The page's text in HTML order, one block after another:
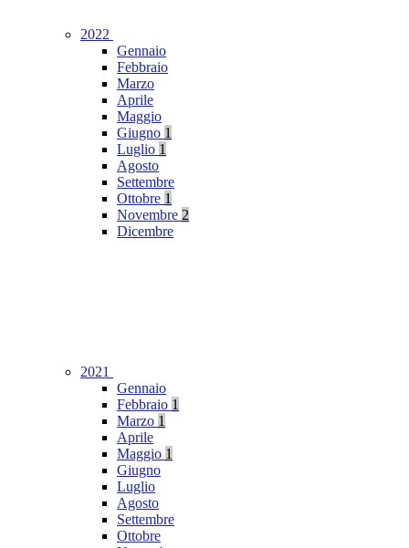
2022
Gennaio
Febbraio
Marzo
Aprile
Maggio
Giugno 1
Luglio 1
Agosto
Settembre
Ottobre 1
Novembre 2
Dicembre
2021
Gennaio
Febbraio 1
Marzo 1
Aprile
Maggio 1
Giugno
Luglio
Agosto
Settembre
Ottobre